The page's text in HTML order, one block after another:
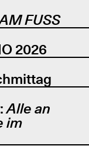
FUSS
2026
Alle an
im